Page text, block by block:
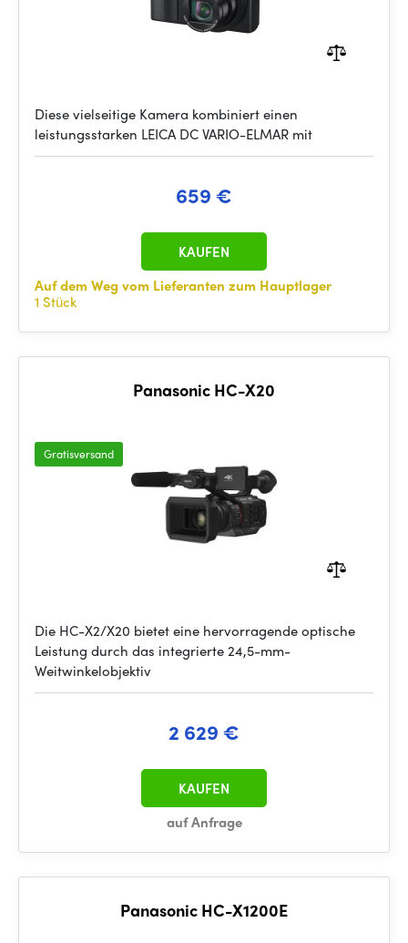
Diese vielseitige Kamera kombiniert einen
leistungsstarken LEICA DC VARIO-ELMAR mit
659 €
Auf dem Weg vom Lieferanten zum Hauptlager
1 Stück
KAUFEN
Panasonic HC-X20
Gratisversand
Die HC-X2/X20 bietet eine hervorragende optische
Leistung durch das integrierte 24,5-mm-
Weitwinkelobjektiv
2 629 €
auf Anfrage
KAUFEN
Panasonic HC-X1200E